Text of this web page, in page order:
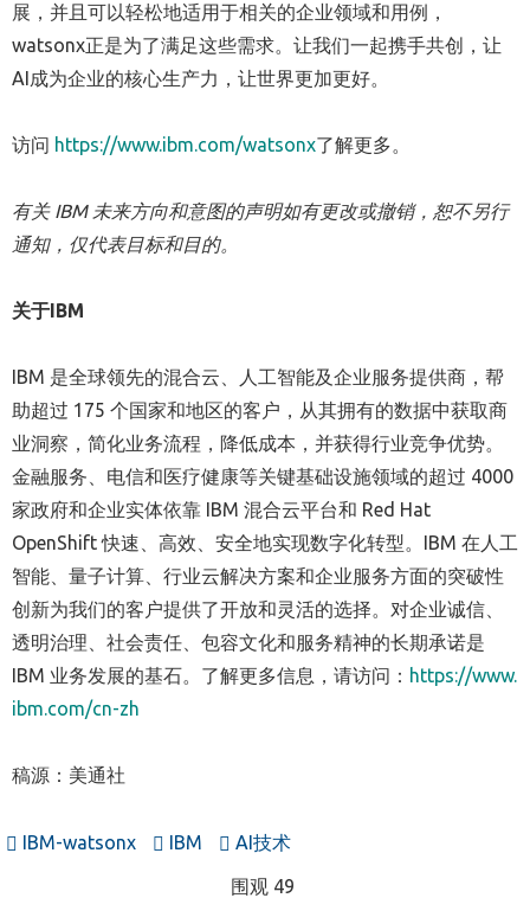
展，并且可以轻松地适用于相关的企业领域和用例，
watsonx正是为了满足这些需求。让我们一起携手共创，让
AI成为企业的核心生产力，让世界更加更好。
访问 https://www.ibm.com/watsonx了解更多。
有关IBM 未来方向和意图的声明如有更改或撤销，恕不另行
通知，仅代表目标和目的。
关于IBM
IBM 是全球领先的混合云、人工智能及企业服务提供商，帮
助超过 175 个国家和地区的客户，从其拥有的数据中获取商
业洞察，简化业务流程，降低成本，并获得行业竞争优势。
金融服务、电信和医疗健康等关键基础设施领域的超过 4000
家政府和企业实体依靠 IBM 混合云平台和 Red Hat
OpenShift 快速、高效、安全地实现数字化转型。IBM 在人工
智能、量子计算、行业云解决方案和企业服务方面的突破性
创新为我们的客户提供了开放和灵活的选择。对企业诚信、
透明治理、社会责任、包容文化和服务精神的长期承诺是
IBM 业务发展的基石。了解更多信息，请访问： https://www.
ibm.com/cn-zh
稿源：美通社
IBM-watsonx IBM AI技术
围观 49